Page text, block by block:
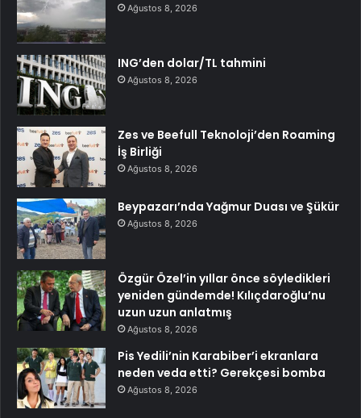
Ağustos 8, 2026
ING’den dolar/TL tahmini
Ağustos 8, 2026
Zes ve Beefull Teknoloji’den Roaming
İş Birliği
Ağustos 8, 2026
Beypazarı’nda Yağmur Duası ve Şükür
Ağustos 8, 2026
Özgür Özel’in yıllar önce söyledikleri
yeniden gündemde! Kılıçdaroğlu’nu
uzun uzun anlatmış
Ağustos 8, 2026
Pis Yedili’nin Karabiber’i ekranlara
neden veda etti? Gerekçesi bomba
Ağustos 8, 2026